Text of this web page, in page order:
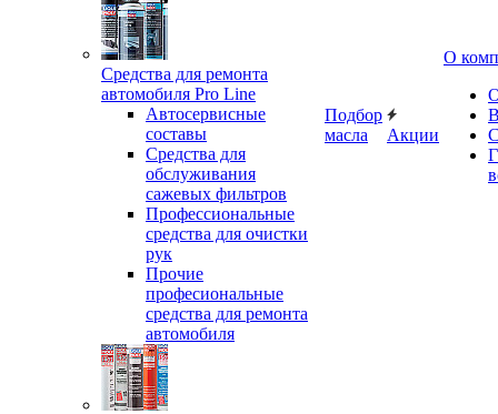
Средства для ремонта
автомобиля Pro Line
Автосервисные
составы
Средства для
обслуживания
сажевых фильтров
Профессиональные
средства для очистки
рук
Прочие
професиональные
средства для ремонта
автомобиля
Подбор
масла
Акции
О